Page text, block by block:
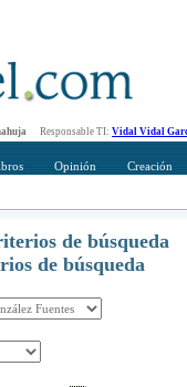
Responsable TI: Vidal Vidal
Opinión Creación
de búsqueda
de búsqueda